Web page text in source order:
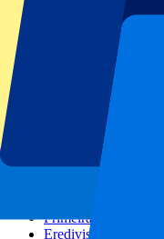
Fußballligen
Champions League
Premier League
Serie A
Primeira Liga
Eredivisie